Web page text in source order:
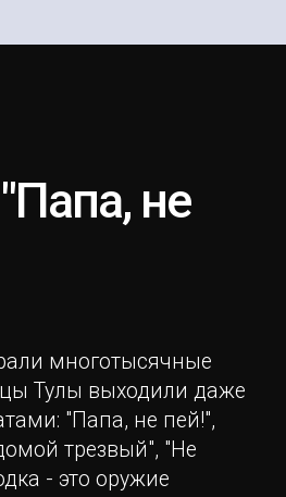
не
многотысячные
Тулы выходили даже
"Папа, не пей!",
трезвый", "Не
- это оружие